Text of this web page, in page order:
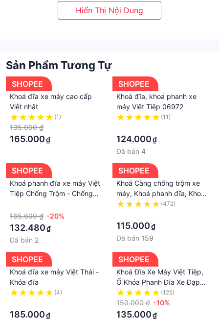
Kích thước: 5.5 x 4.5 x 1.5cm
Chất liệu: Hợp kim
SHOP ĐIỆN THÔNG MINH GIA PHÚC
Địa chỉ: 13/24 đường 18 (đối diện ủy ban khu phố 3),
P. Linh Chiểu, Thủ Đức, HCM
Xuất xứ: Việt Nam
#khóa #khoaxemay #khoadiaxemay
Sản Phẩm Tương Tự
SHOPEE
Khoá đĩa xe máy cao cấp
Việt nhật
(1)
135.000 ₫
165.000₫
SHOPEE
Khoá đĩa, khoá phanh xe
máy Việt Tiệp 06972
(11)
124.000₫
Đã bán 4
SHOPEE
Khoá phanh đĩa xe máy Việt
Tiệp Chống Trộm - Chống
Tiệp 06972
165.600 ₫ -20%
132.480₫
Đã bán 2
SHOPEE
Khoá Càng chống trộm xe
máy, Khoá phanh đĩa, Khoá
đĩa Việt Tiệp bảo Hành 2
(472)
115.000₫
Đã bán 159
SHOPEE
Khoá đĩa xe máy Việt Thái -
Khóa đĩa
(4)
185.000₫
SHOPEE
Khoá Đĩa Xe Máy Việt Tiệp,
Ổ Khóa Phanh Đĩa Xe Đạp
Điện
(125)
150.000 ₫ -10%
135.000₫